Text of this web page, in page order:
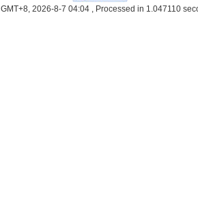
GMT+8, 2026-8-7 04:04 , Processed in 1.047110